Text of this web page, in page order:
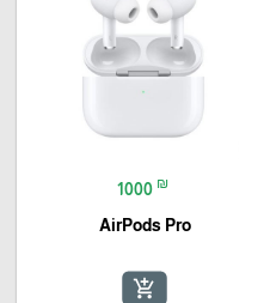
1000 ₪
AirPods Pro
add_shopping_cart